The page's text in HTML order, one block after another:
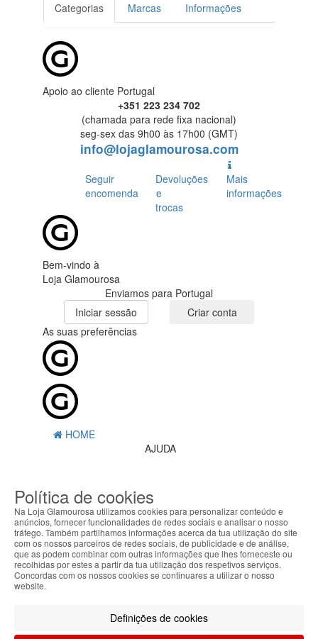
Categorias Marcas Informações
Apoio ao cliente Portugal
+351 223 234 702
(chamada para rede fixa nacional)
seg-sex das 9h00 às 17h00 (GMT)
info@lojaglamourosa.com
Seguir
encomenda
Devoluções
e
trocas
Mais
informações
Bem-vindo à
Loja Glamourosa
Enviamos para Portugal
Iniciar sessão
Criar conta
As suas preferências
HOME
AJUDA
0 CARRINHO
EU
Filtrar por
Limpar filtros
Filtrar
Política de cookies
Na Loja Glamourosa utilizamos cookies para personalizar conteúdo e
anúncios, fornecer funcionalidades de redes sociais e analisar o nosso
tráfego. Também partilhamos informações acerca da tua utilização do site
com os nossos parceiros de redes sociais, de publicidade e de análise,
que as podem combinar com outras informações que lhes forneceste ou
recolhidas por estes a partir da tua utilização dos respetivos serviços.
Concordas com os nossos cookies se continuares a utilizar o nosso
website.
Definições de cookies